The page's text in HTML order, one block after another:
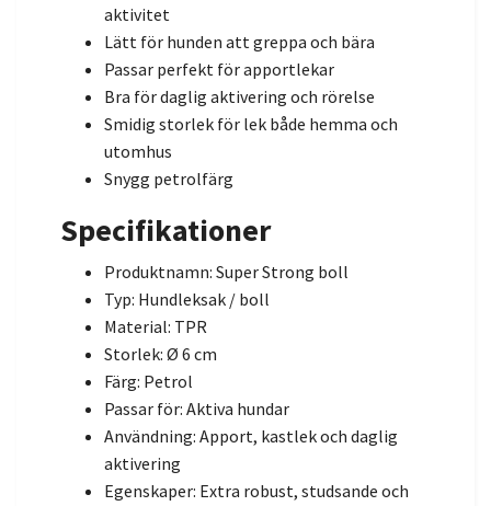
aktivitet
Lätt för hunden att greppa och bära
Passar perfekt för apportlekar
Bra för daglig aktivering och rörelse
Smidig storlek för lek både hemma och
utomhus
Snygg petrolfärg
Specifikationer
Produktnamn: Super Strong boll
Typ: Hundleksak / boll
Material: TPR
Storlek: Ø 6 cm
Färg: Petrol
Passar för: Aktiva hundar
Användning: Apport, kastlek och daglig
aktivering
Egenskaper: Extra robust, studsande och